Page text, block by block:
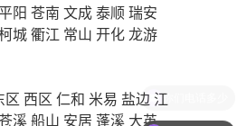
阳 苍南 文成泰顺瑞安
城衢江 常山 开化龙游
区 西区 仁和 米易 盐边 江
溪船山 安居 蓬溪 大英